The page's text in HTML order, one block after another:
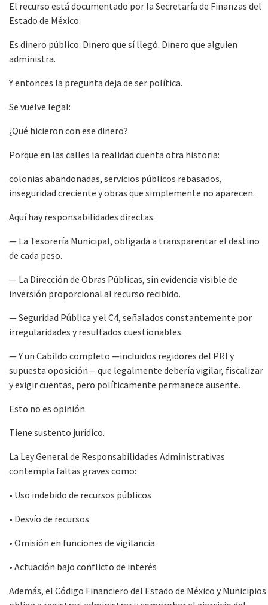
El recurso está documentado por la Secretaría de Finanzas del
Estado de México.
Es dinero público. Dinero que sí llegó. Dinero que alguien
administra.
Y entonces la pregunta deja de ser política.
Se vuelve legal:
¿Qué hicieron con ese dinero?
Porque en las calles la realidad cuenta otra historia:
colonias abandonadas, servicios públicos rebasados,
inseguridad creciente y obras que simplemente no aparecen.
Aquí hay responsabilidades directas:
— La Tesorería Municipal, obligada a transparentar el destino
de cada peso.
— La Dirección de Obras Públicas, sin evidencia visible de
inversión proporcional al recurso recibido.
— Seguridad Pública y el C4, señalados constantemente por
irregularidades y resultados cuestionables.
— Y un Cabildo completo —incluidos regidores del PRI y
supuesta oposición— que legalmente debería vigilar, fiscalizar
y exigir cuentas, pero políticamente permanece ausente.
Esto no es opinión.
Tiene sustento jurídico.
La Ley General de Responsabilidades Administrativas
contempla faltas graves como:
• Uso indebido de recursos públicos
• Desvío de recursos
• Omisión en funciones de vigilancia
• Actuación bajo conflicto de interés
Además, el Código Financiero del Estado de México y Municipios